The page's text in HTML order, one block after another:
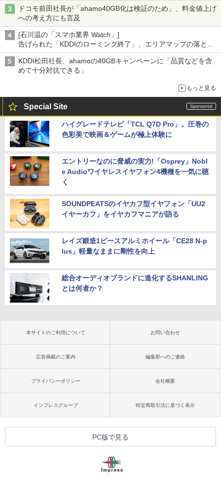
ドコモ前田社長が「ahamo40GB化は検証のため」、料金値上げ
への考え方にも言及
[石川温の「スマホ業界 Watch」]
告げられた「KDDIのローミング終了」、エリアマップの落とし
穴と楽天モバイルの課題
KDDI松田社長、ahamoの40GBキャンペーンに「品質などを含
めて十分対抗できる」
もっと見る
Special Site
ハイグレードテレビ「TCL Q7D Pro」。圧巻の
色彩美で映画＆ゲームが極上体験に
エントリーなのに脅威の実力!「Osprey」Nobl
e Audioワイヤレスイヤフォン4機種を一気に聴
く
SOUNDPEATSのイヤカフ型イヤフォン「UU2
イヤーカフ」をイヤカフマニアが語る
レイズ鍛造1ピースアルミホイール「CE28 N-p
lus」軽量なままに剛性を向上
総合オーディオブランドに進化するSHANLING
とは何者か？
本サイトのご利用について お問い合わせ
広告掲載のご案内 編集部へのご連絡
プライバシーポリシー 会社概要
インプレスグループ 特定商取引法に基づく表示
PC版で見る